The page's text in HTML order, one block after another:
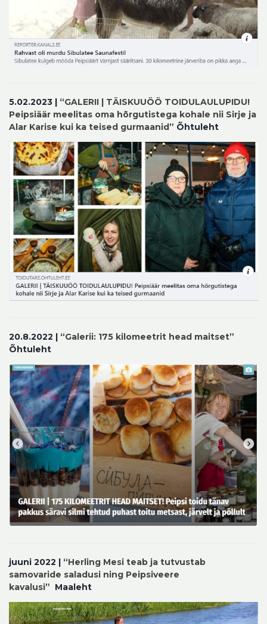
5.02.2023 | “GALERII | TÄISKUUÖÖ TOIDULAULUPIDU!
Peipsiäär meelitas oma hõrgutistega kohale nii Sirje ja
Alar Karise kui ka teised gurmaanid” Õhtuleht
20.8.2022 | “Galerii: 175 kilomeetrit head maitset”
Õhtuleht
juuni 2022 |
“Herling Mesi teab ja tutvustab
samovaride saladusi ning Peipsiveere
kavalusi” Maaleht